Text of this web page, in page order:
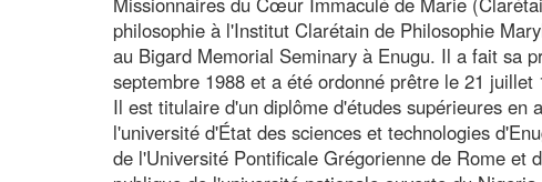
philosophie à l'Institut Clarétain de Philosophie
au Bigard Memorial Seminary à Enugu. Il a fait sa
septembre 1988 et a été ordonné prêtre le 21 juillet
Il est titulaire d'un diplôme d'études supérieures en
l'université d'État des sciences et technologies
de l'Université Pontificale Grégorienne de Rome et